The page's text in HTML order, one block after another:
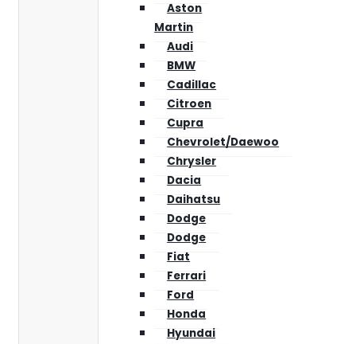
Aston
Martin
Audi
BMW
Cadillac
Citroen
Cupra
Chevrolet/Daewoo
Chrysler
Dacia
Daihatsu
Dodge
Dodge
Fiat
Ferrari
Ford
Honda
Hyundai